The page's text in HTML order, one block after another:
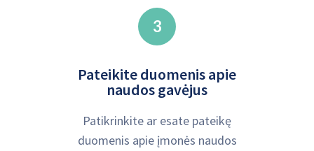
3
Pateikite duomenis apie
naudos gavėjus
Patikrinkite ar esate pateikę
duomenis apie įmonės naudos